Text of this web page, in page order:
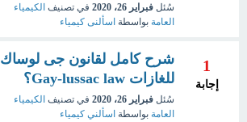
سُئل فبراير 26، 2020 في تصنيف الكيمياء
العامة بواسطة اسألنى كيمياء
1
إجابة
شرح كامل لقانون جى لوساك
للغازات Gay-lussac law؟
سُئل فبراير 26، 2020 في تصنيف الكيمياء
العامة بواسطة اسألني كيمياء